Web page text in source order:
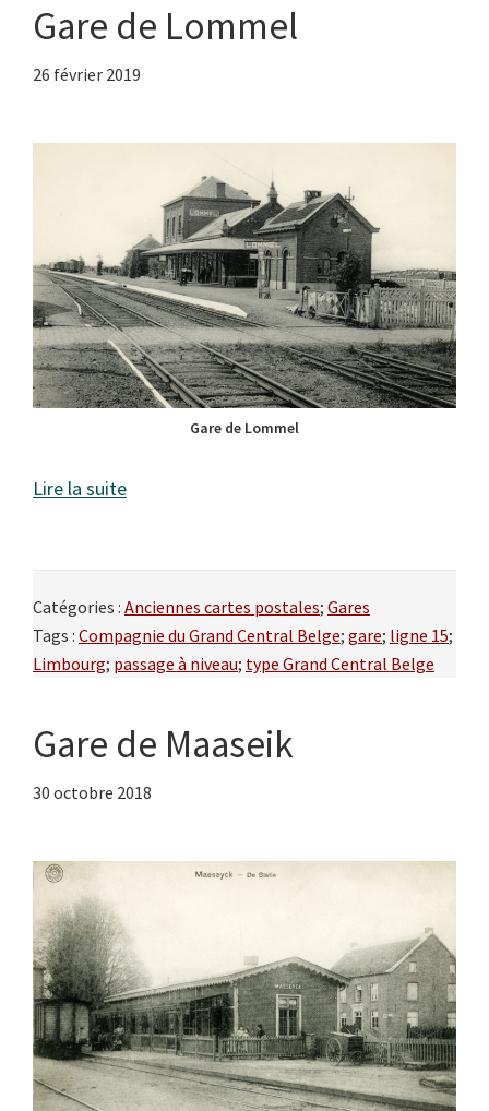
Gare de Lommel
26 février 2019
Gare de Lommel
Lire la suite
Catégories : Anciennes cartes postales; Gares
Tags : Compagnie du Grand Central Belge; gare; ligne 15;
Limbourg; passage à niveau; type Grand Central Belge
Gare de Maaseik
30 octobre 2018